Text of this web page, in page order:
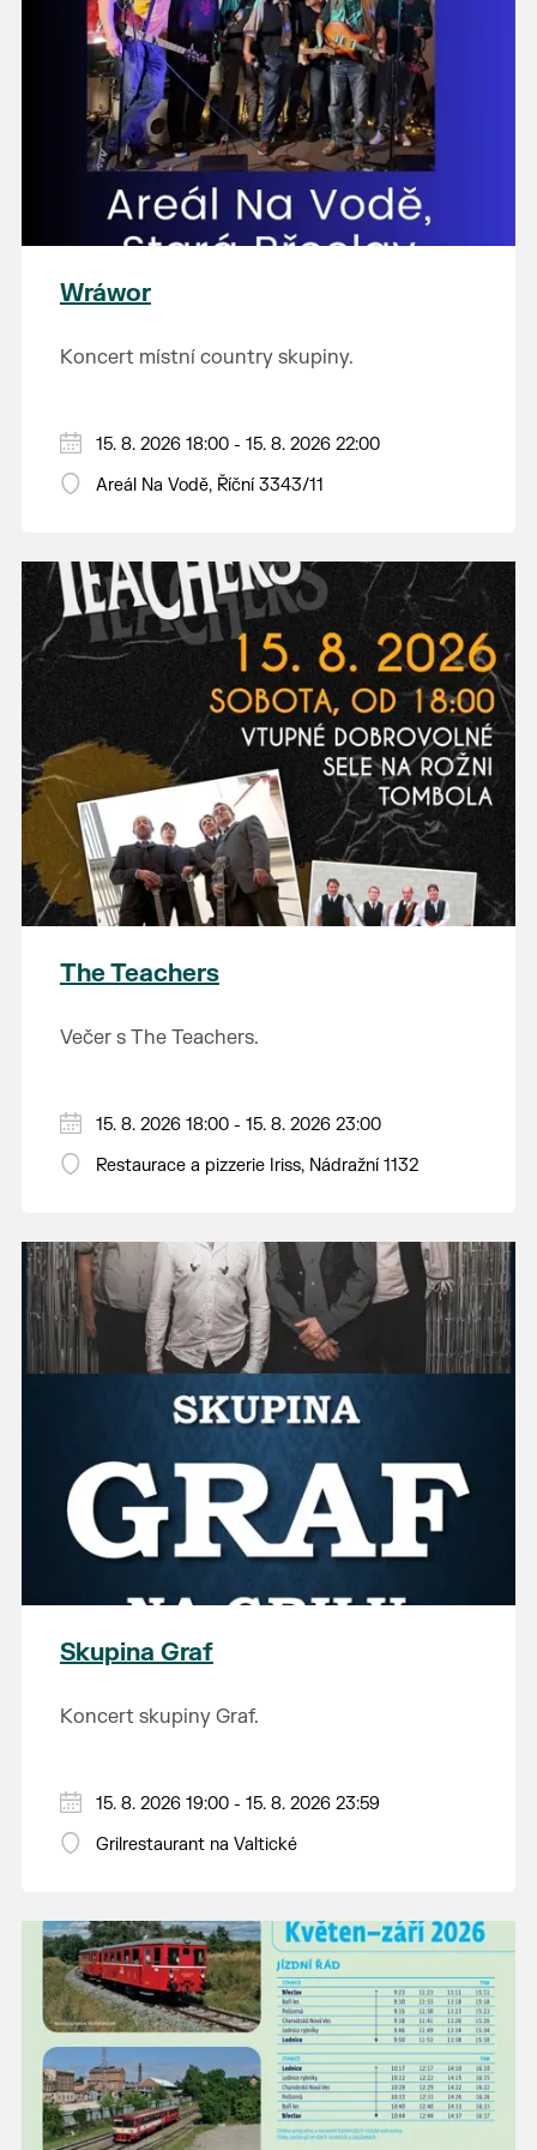
Wráwor
Koncert místní country skupiny.
15. 8. 2026 18:00 - 15. 8. 2026 22:00
Areál Na Vodě, Říční 3343/11
The Teachers
Večer s The Teachers.
15. 8. 2026 18:00 - 15. 8. 2026 23:00
Restaurace a pizzerie Iriss, Nádražní 1132
Skupina Graf
Koncert skupiny Graf.
15. 8. 2026 19:00 - 15. 8. 2026 23:59
Grilrestaurant na Valtické